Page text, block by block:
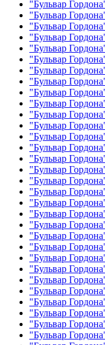
"Бульвар
"Бульвар
"Бульвар
"Бульвар
"Бульвар
"Бульвар
"Бульвар
"Бульвар
"Бульвар
"Бульвар
"Бульвар
"Бульвар
"Бульвар
"Бульвар
"Бульвар
"Бульвар
"Бульвар
"Бульвар
"Бульвар
"Бульвар
"Бульвар
"Бульвар
"Бульвар
"Бульвар
"Бульвар
"Бульвар
"Бульвар
"Бульвар
"Бульвар
"Бульвар
"Бульвар